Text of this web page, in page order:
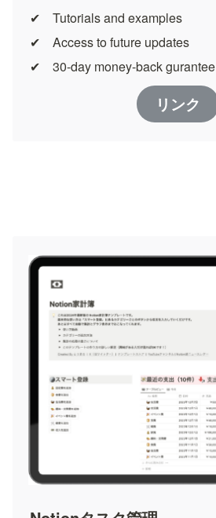
✔︎　Tutorials and examples
✔︎　Access to future updates
✔︎　30-day money-back gurantee
リンク